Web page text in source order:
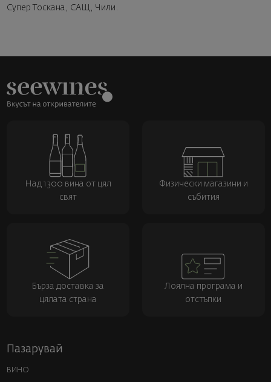
Супер Тоскана, САЩ, Чили.
Над 1300 вина от цял
свят
Физически магазини и
събития
Бърза доставка за
цялата страна
Лоялна програма и
отстъпки
Пазарувай
ВИНО